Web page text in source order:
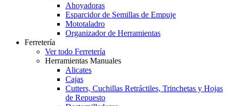
Ahoyadoras
Esparcidor de Semillas de Empuje
Mototaladro
Organizador de Herramientas
Ferretería
Ver todo Ferretería
Herramientas Manuales
Alicates
Cajas
Cutters, Cuchillas Retráctiles, Trinchetas y Hojas
de Repuesto